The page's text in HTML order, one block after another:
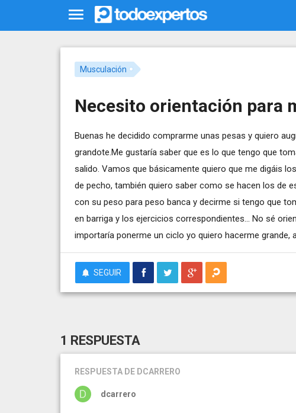
Musculación
Necesito orientación para
Buenas he decidido comprarme unas pesas y quiero
grandote.Me gustaría saber que es lo que tengo que
salido. Vamos que básicamente quiero que me digáis
de pecho, también quiero saber como se hacen los de
con su peso para peso banca y decirme si tengo que
en barriga y los ejercicios correspondientes... No sé
importaría ponerme un ciclo yo quiero hacerme grande,
SEGUIR
1 RESPUESTA
RESPUESTA DE DCARRERO
dcarrero